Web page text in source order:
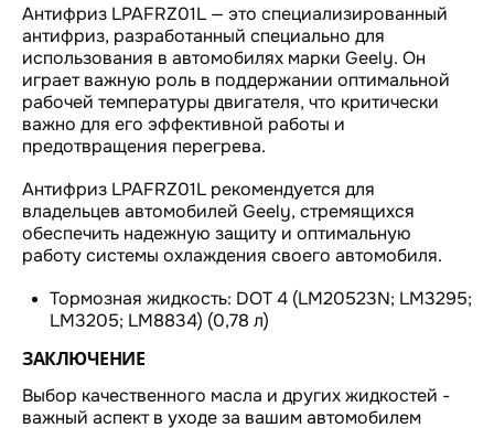
Антифриз LPAFRZ01L — это специализированный
антифриз, разработанный специально для
использования в автомобилях марки Geely. Он
играет важную роль в поддержании оптимальной
рабочей температуры двигателя, что критически
важно для его эффективной работы и
предотвращения перегрева.
Антифриз LPAFRZ01L рекомендуется для
владельцев автомобилей Geely, стремящихся
обеспечить надежную защиту и оптимальную
работу системы охлаждения своего автомобиля.
Тормозная жидкость: DOT 4 (LM20523N; LM3295;
LM3205; LM8834) (0,78 л)
ЗАКЛЮЧЕНИЕ
Выбор качественного масла и других жидкостей -
важный аспект в уходе за вашим автомобилем